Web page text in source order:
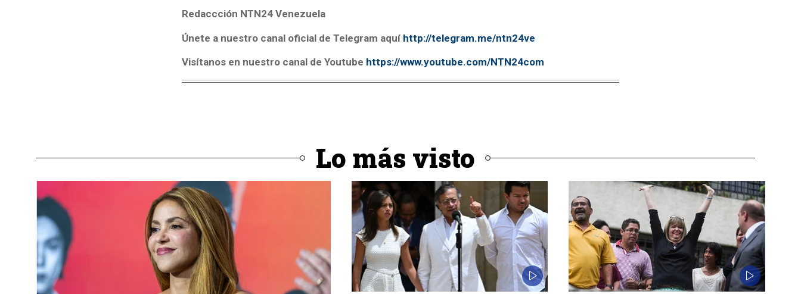
Redaccción NTN24 Venezuela
Únete a nuestro canal oficial de Telegram aquí http://telegram.me/ntn24ve
Visítanos en nuestro canal de Youtube https://www.youtube.com/NTN24com
Lo más visto